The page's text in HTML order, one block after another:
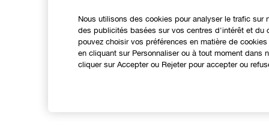
Nous utilisons des cookies pour analyser le trafic sur
des publicités basées sur vos centres d'intérêt et du
pouvez choisir vos préférences en matière de
en cliquant sur Personnaliser ou à tout moment dans
cliquer sur Accepter ou Rejeter pour accepter ou